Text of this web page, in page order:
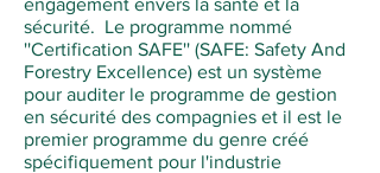
engagement envers la santé et la
sécurité. Le programme nommé
''Certification SAFE'' (SAFE: Safety And
Forestry Excellence) est un système
pour auditer le programme de gestion
en sécurité des compagnies et il est le
premier programme du genre créé
spécifiquement pour l'industrie